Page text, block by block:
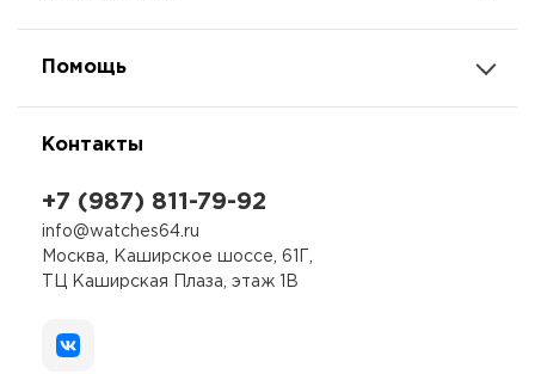
Помощь
Контакты
+7 (987) 811-79-92
info@watches64.ru
Москва, Каширское шоссе, 61Г,
ТЦ Каширская Плаза, этаж 1В